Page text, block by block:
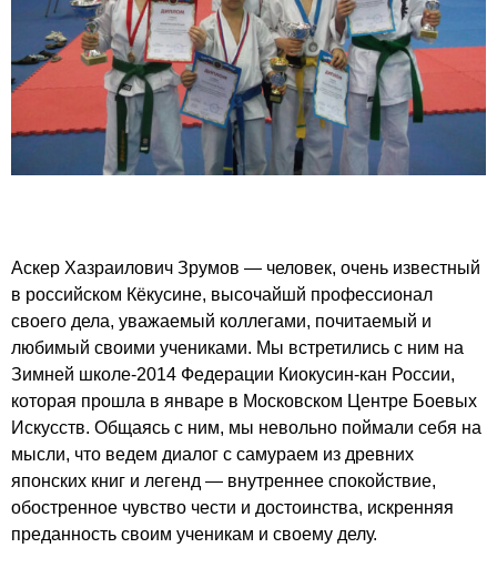
Аскер Хазраилович Зрумов — человек, очень известный
в российском Кёкусине, высочайшй профессионал
своего дела, уважаемый коллегами, почитаемый и
любимый своими учениками. Мы встретились с ним на
Зимней школе-2014 Федерации Киокусин-кан России,
которая прошла в январе в Московском Центре Боевых
Искусств. Общаясь с ним, мы невольно поймали себя на
мысли, что ведем диалог с самураем из древних
японских книг и легенд — внутреннее спокойствие,
обостренное чувство чести и достоинства, искренняя
преданность своим ученикам и своему делу.